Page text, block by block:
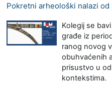
Pokretni arheološki nalazi od
Kolegij se
građe iz
ranog novog
obuhvaćenih
prisustvo u
kontekstima.